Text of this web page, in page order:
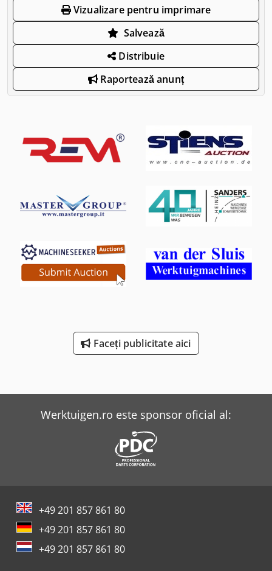
Vizualizare pentru imprimare
Salvează
Distribuie
Raportează anunț
Faceți publicitate aici
Werktuigen.ro este sponsor oficial al:
+49 201 857 861 80
+49 201 857 861 80
+49 201 857 861 80